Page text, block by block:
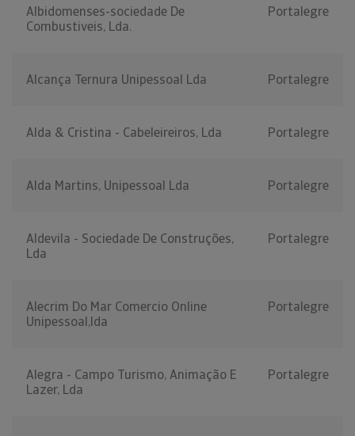
Albidomenses-sociedade De
Combustiveis, Lda.
Portalegre
Alcança Ternura Unipessoal Lda Portalegre
Alda & Cristina - Cabeleireiros, Lda Portalegre
Alda Martins, Unipessoal Lda Portalegre
Aldevila - Sociedade De Construções,
Lda
Portalegre
Alecrim Do Mar Comercio Online
Unipessoal,lda
Portalegre
Alegra - Campo Turismo, Animação E
Lazer, Lda
Portalegre